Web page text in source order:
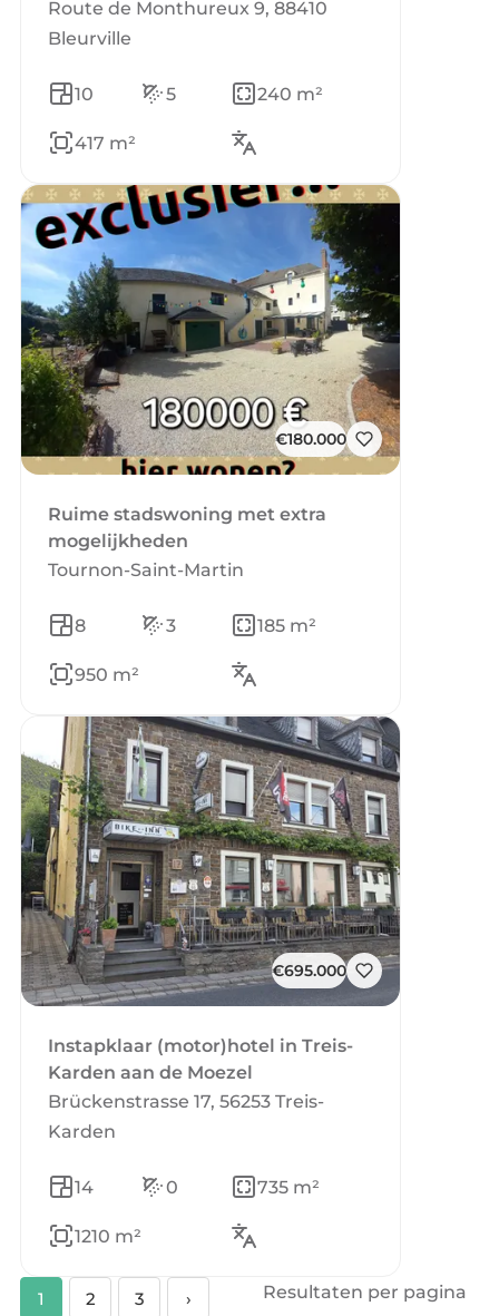
en rust centraal staan
Route de Monthureux 9, 88410
Bleurville
10 5 240 m²
417 m²
€180.000
Ruime stadswoning met extra
mogelijkheden
Tournon-Saint-Martin
8 3 185 m²
950 m²
€695.000
Instapklaar (motor)hotel in Treis-
Karden aan de Moezel
Brückenstrasse 17, 56253 Treis-
Karden
14 0 735 m²
1210 m²
1 2 3 › Resultaten per pagina